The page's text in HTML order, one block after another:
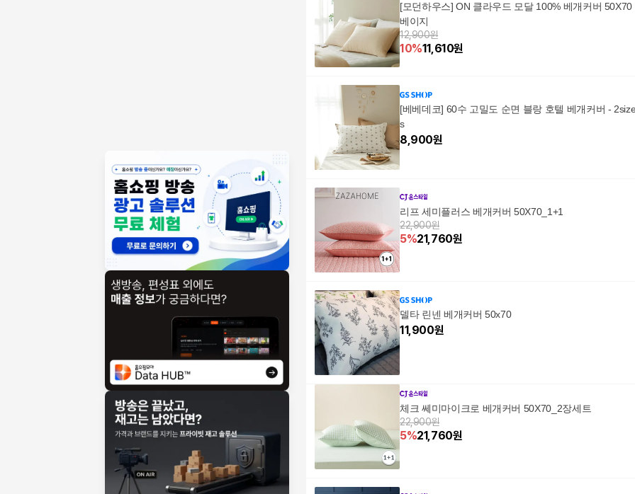
[모던하우스] ON 클라우드 모달 100% 베개커버 50X70
베이지
12,900원
10%11,610원
[베베데코] 60수 고밀도 순면 블랑 호텔 베개커버 - 2size
s
8,900원
리프 세미플러스 베개커버 50X70_1+1
22,900원
5%21,760원
델타 린넨 베개커버 50x70
11,900원
체크 쎄미마이크로 베개커버 50X70_2장세트
22,900원
5%21,760원